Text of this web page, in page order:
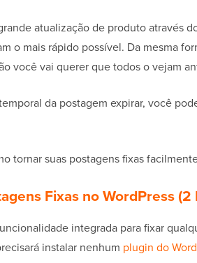
atualização de produto através
o mais rápido possível. Da mesma
você vai querer que todos o vejam
da postagem expirar, você
tornar suas postagens fixas
Fixas no WordPress (2
integrada para fixar
instalar nenhum plugin do